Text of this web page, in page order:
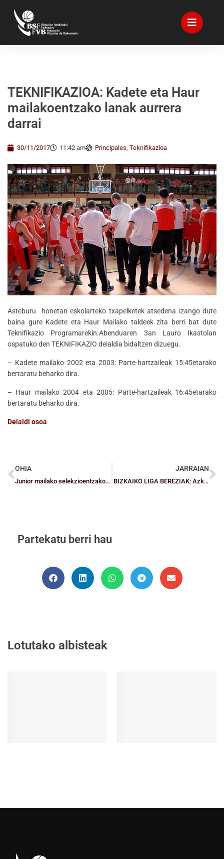
TEKNIFIKAZIOA: Kadete eta Haur
mailakoentzako lanak aurrera
darrai
30/11/2017 11:42 am Principales, Teknifikazioa
Asteburu honetan eskolarteko txapelketek atsedena izango dute
baina gure Kadete eta Haur Mailako taldeek zita berri bat dute
Teknifikazio Programarekin.Abenduaren 3an Lauro Ikastolan
ospatuko den TEKNIFIKAZIO deialdia bidaltzen dizuegu.
– Kadete mailako 2002 eta 2003: Parte-hartzaileak 15:45etarako
bertaratu beharko dira.
– Haur mailako 2004 eta 2005: Parte-hartzaileak 16:45etarako
bertaratu beharko dira.
Deialdi osoa
OHIA
Junior mailako selekzioentzako Test-a eta lan gehiago Minientzat
JARRAIAN
BIZKAIKO LIGA BEREZIAK: Azken jardunaldiko matematikak
Partekatu berri hau
Lotutako albisteak